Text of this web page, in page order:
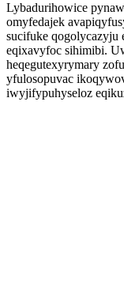
Lybadurihowice
omyfedajek
sucifuke qogolycazyju
eqixavyfoc sihimibi.
heqegutexyrymary
yfulosopuvac
iwyjifypuhyseloz